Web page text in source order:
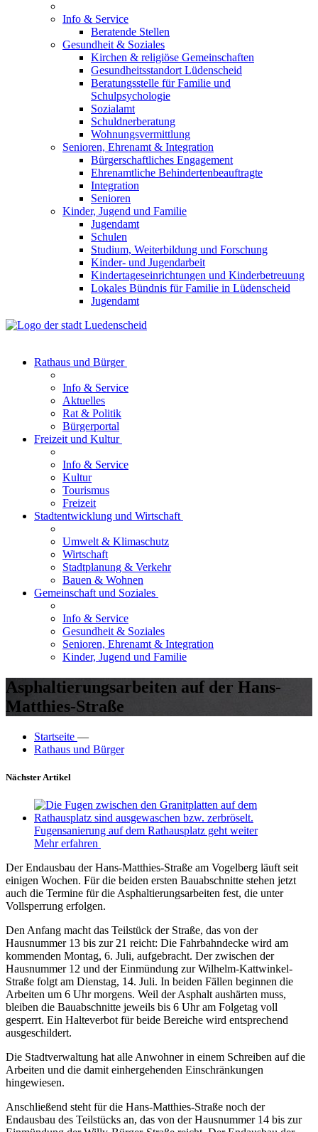
Info & Service
Beratende Stellen
Gesundheit & Soziales
Kirchen & religiöse Gemeinschaften
Gesundheitsstandort Lüdenscheid
Beratungsstelle für Familie und
Schulpsychologie
Sozialamt
Schuldnerberatung
Wohnungsvermittlung
Senioren, Ehrenamt & Integration
Bürgerschaftliches Engagement
Ehrenamtliche Behindertenbeauftragte
Integration
Senioren
Kinder, Jugend und Familie
Jugendamt
Schulen
Studium, Weiterbildung und Forschung
Kinder- und Jugendarbeit
Kindertageseinrichtungen und Kinderbetreuung
Lokales Bündnis für Familie in Lüdenscheid
Jugendamt
Rathaus und Bürger
Info & Service
Aktuelles
Rat & Politik
Bürgerportal
Freizeit und Kultur
Info & Service
Kultur
Tourismus
Freizeit
Stadtentwicklung und Wirtschaft
Umwelt & Klimaschutz
Wirtschaft
Stadtplanung & Verkehr
Bauen & Wohnen
Gemeinschaft und Soziales
Info & Service
Gesundheit & Soziales
Senioren, Ehrenamt & Integration
Kinder, Jugend und Familie
Asphaltierungsarbeiten auf der Hans-
Matthies-Straße
Startseite —
Rathaus und Bürger
Nächster Artikel
Fugensanierung auf dem Rathausplatz geht weiter
Mehr erfahren
Der Endausbau der Hans-Matthies-Straße am Vogelberg läuft seit
einigen Wochen. Für die beiden ersten Bauabschnitte stehen jetzt
auch die Termine für die Asphaltierungsarbeiten fest, die unter
Vollsperrung erfolgen.
Den Anfang macht das Teilstück der Straße, das von der
Hausnummer 13 bis zur 21 reicht: Die Fahrbahndecke wird am
kommenden Montag, 6. Juli, aufgebracht. Der zwischen der
Hausnummer 12 und der Einmündung zur Wilhelm-Kattwinkel-
Straße folgt am Dienstag, 14. Juli. In beiden Fällen beginnen die
Arbeiten um 6 Uhr morgens. Weil der Asphalt aushärten muss,
bleiben die Bauabschnitte jeweils bis 6 Uhr am Folgetag voll
gesperrt. Ein Halteverbot für beide Bereiche wird entsprechend
ausgeschildert.
Die Stadtverwaltung hat alle Anwohner in einem Schreiben auf die
Arbeiten und die damit einhergehenden Einschränkungen
hingewiesen.
Anschließend steht für die Hans-Matthies-Straße noch der
Endausbau des Teilstücks an, das von der Hausnummer 14 bis zur